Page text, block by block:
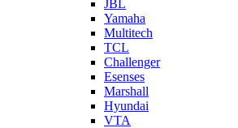
JBL
Yamaha
Multitech
TCL
Challenger
Esenses
Marshall
Hyundai
VTA